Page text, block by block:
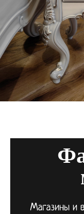
Магазины и